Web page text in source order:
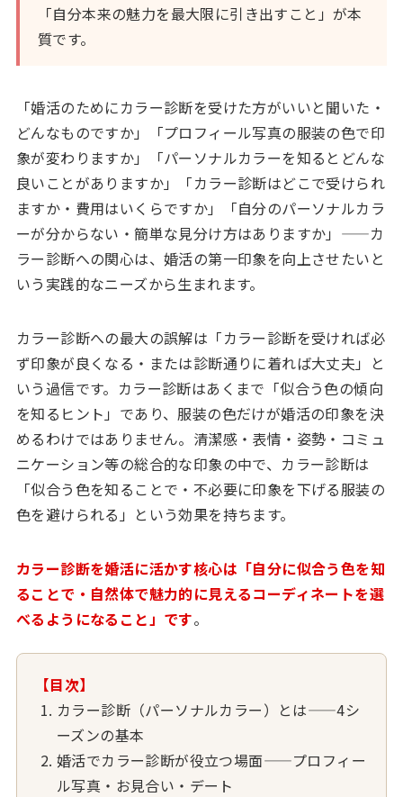
「自分本来の魅力を最大限に引き出すこと」が本
質です。
「婚活のためにカラー診断を受けた方がいいと聞いた・
どんなものですか」「プロフィール写真の服装の色で印
象が変わりますか」「パーソナルカラーを知るとどんな
良いことがありますか」「カラー診断はどこで受けられ
ますか・費用はいくらですか」「自分のパーソナルカラ
ーが分からない・簡単な見分け方はありますか」——カ
ラー診断への関心は、婚活の第一印象を向上させたいと
いう実践的なニーズから生まれます。
カラー診断への最大の誤解は「カラー診断を受ければ必
ず印象が良くなる・または診断通りに着れば大丈夫」と
いう過信です。カラー診断はあくまで「似合う色の傾向
を知るヒント」であり、服装の色だけが婚活の印象を決
めるわけではありません。清潔感・表情・姿勢・コミュ
ニケーション等の総合的な印象の中で、カラー診断は
「似合う色を知ることで・不必要に印象を下げる服装の
色を避けられる」という効果を持ちます。
カラー診断を婚活に活かす核心は「自分に似合う色を知
ることで・自然体で魅力的に見えるコーディネートを選
べるようになること」です。
【目次】
カラー診断（パーソナルカラー）とは——4シ
ーズンの基本
婚活でカラー診断が役立つ場面——プロフィー
ル写真・お見合い・デート